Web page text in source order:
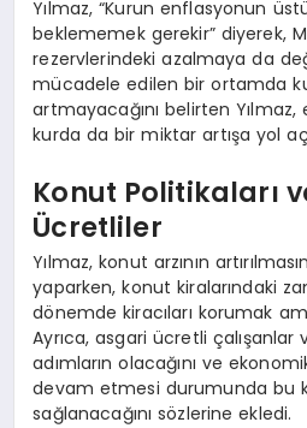
Yılmaz, “Kurun enflasyonun
beklememek gerekir” diyerek,
rezervlerindeki azalmaya da
mücadele edilen bir ortamda
artmayacağını belirten Yılmaz,
kurda da bir miktar artışa yol
Konut Politikaları
Ücretliler
Yılmaz, konut arzının
yaparken, konut kiralarındaki
dönemde kiracıları korumak
Ayrıca, asgari ücretli çalışanlar
adımların olacağını ve
devam etmesi durumunda bu
sağlanacağını sözlerine ekledi.